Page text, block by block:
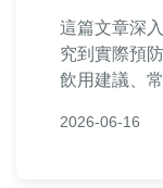
這篇文章深
究到實際預
飲用建議、
用表格比較
2026-06-16